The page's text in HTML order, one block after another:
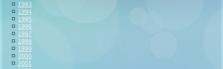
1993
1994
1995
1996
1997
1998
1999
2000
2001